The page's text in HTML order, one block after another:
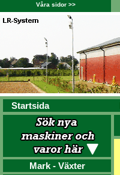
Våra sidor >>
Startsida
Mark - Växter